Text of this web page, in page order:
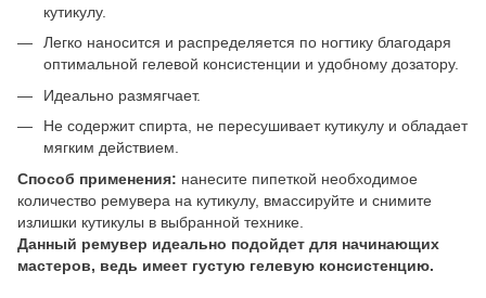
кутикулу.
Легко наносится и распределяется по ногтику благодаря
оптимальной гелевой консистенции и удобному дозатору.
Идеально размягчает.
Не содержит спирта, не пересушивает кутикулу и обладает
мягким действием.
Способ применения: нанесите пипеткой необходимое
количество ремувера на кутикулу, вмассируйте и снимите
излишки кутикулы в выбранной технике.
Данный ремувер идеально подойдет для начинающих
мастеров, ведь имеет густую гелевую консистенцию.